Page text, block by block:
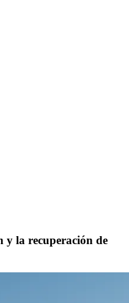
la recuperación de